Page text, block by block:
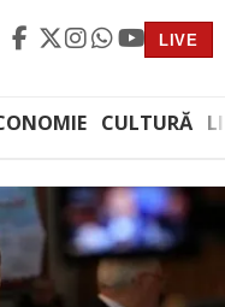
LIVE
CULTURĂ